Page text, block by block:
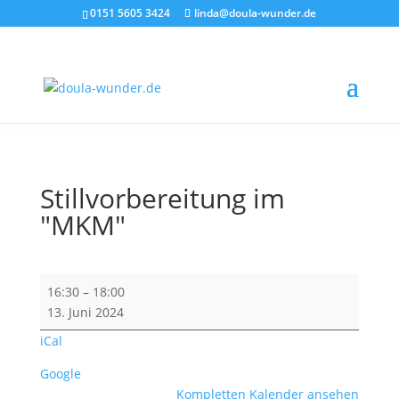
0151 5605 3424 linda@doula-wunder.de
Stillvorbereitung im
"MKM"
Stillvorbereitung
im
"MKM"
16:30 – 18:00
13. Juni 2024
iCal
Google
Kompletten Kalender ansehen